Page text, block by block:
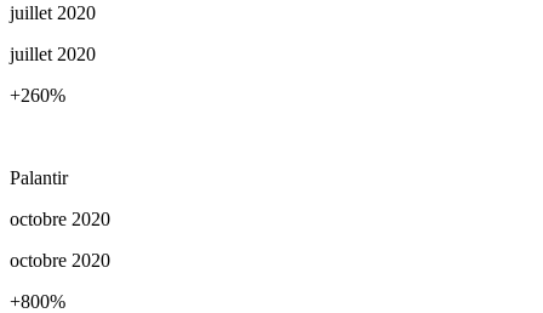
juillet 2020
juillet 2020
+260%
Palantir
octobre 2020
octobre 2020
+800%